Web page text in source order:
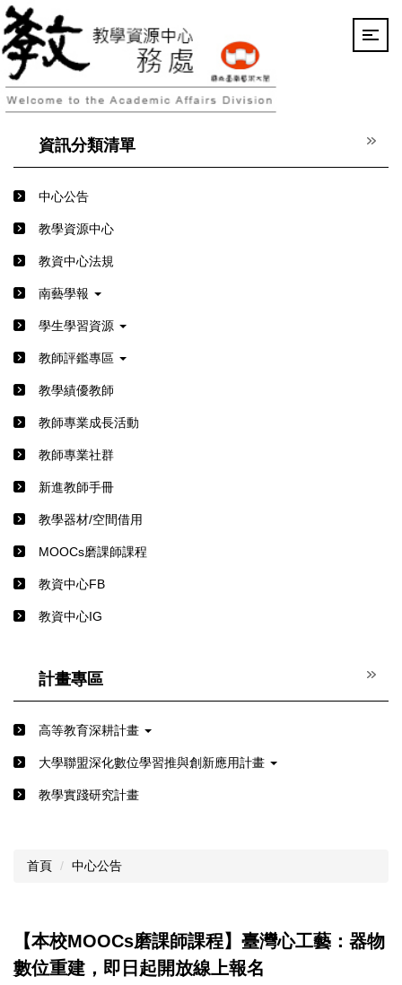
跳
到
主
要
內
容
資訊分類清單
中心公告
教學資源中心
教資中心法規
南藝學報
學生學習資源
教師評鑑專區
教學績優教師
教師專業成長活動
教師專業社群
新進教師手冊
教學器材/空間借用
MOOCs磨課師課程
教資中心FB
教資中心IG
計畫專區
高等教育深耕計畫
⼤學聯盟深化數位學習推與創新應⽤計畫
教學實踐研究計畫
首頁 中心公告
【本校MOOCs磨課師課程】臺灣心工藝：器物
數位重建，即日起開放線上報名